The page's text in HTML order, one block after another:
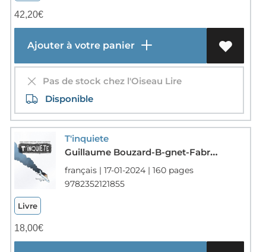
42,20€
Ajouter à votre panier
Pas de stock chez l'Oiseau Lire
Disponible
T'inquiete
Guillaume Bouzard-B-gnet-Fabrice Erre-Fabcaro-Gilles Rochier
français | 17-01-2024 | 160 pages
9782352121855
Livre
18,00€